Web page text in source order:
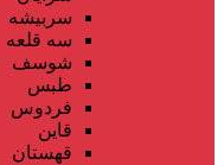
سربیشه
سه قلعه
شوسف
طبس
فردوس
قاین
قهستان